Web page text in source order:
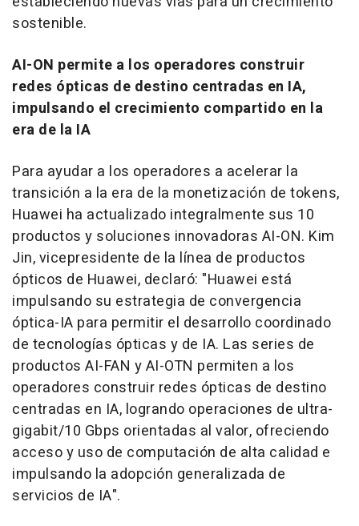
sostenible.
AI-ON permite a los operadores construir
redes ópticas de destino centradas en IA,
impulsando el crecimiento compartido en la
era de la IA
Para ayudar a los operadores a acelerar la
transición a la era de la monetización de tokens,
Huawei ha actualizado integralmente sus 10
productos y soluciones innovadoras AI-ON. Kim
Jin, vicepresidente de la línea de productos
ópticos de Huawei, declaró: "Huawei está
impulsando su estrategia de convergencia
óptica-IA para permitir el desarrollo coordinado
de tecnologías ópticas y de IA. Las series de
productos AI-FAN y AI-OTN permiten a los
operadores construir redes ópticas de destino
centradas en IA, logrando operaciones de ultra-
gigabit/10 Gbps orientadas al valor, ofreciendo
acceso y uso de computación de alta calidad e
impulsando la adopción generalizada de
servicios de IA".